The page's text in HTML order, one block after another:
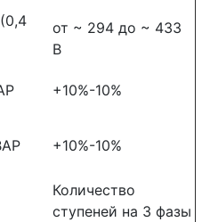
от ~ 294 до ~ 433
В
+10%-10%
+10%-10%
Количество
ступеней на 3 фазы